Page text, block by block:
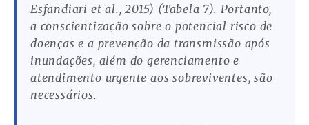
Esfandiari et al., 2015) (Tabela 7). Portanto,
a conscientização sobre o potencial risco de
doenças e a prevenção da transmissão após
inundações, além do gerenciamento e
atendimento urgente aos sobreviventes, são
necessários.